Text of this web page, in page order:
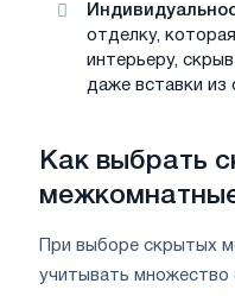
отделку,
интерьеру,
даже вставки из
Как выбрать
При выборе скрытых
учитывать